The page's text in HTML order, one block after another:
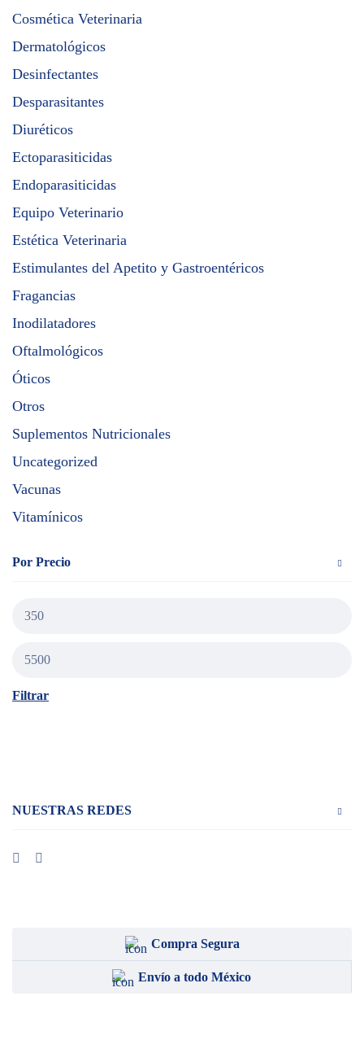
Cosmética Veterinaria
Dermatológicos
Desinfectantes
Desparasitantes
Diuréticos
Ectoparasiticidas
Endoparasiticidas
Equipo Veterinario
Estética Veterinaria
Estimulantes del Apetito y Gastroentéricos
Fragancias
Inodilatadores
Oftalmológicos
Óticos
Otros
Suplementos Nutricionales
Uncategorized
Vacunas
Vitamínicos
Por Precio
Filtrar
NUESTRAS REDES
Compra Segura
Envío a todo México